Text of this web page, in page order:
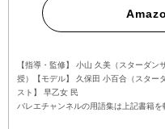
【指導・監修】 小山 久美（スターダ
授）【モデル】 久保田 小百合（スター
スト】 早乙女 民
バレエチャンネルの用語集は上記書籍を